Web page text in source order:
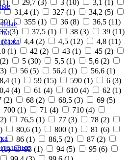
1) 29,7 (3) 3 (10) 3,1 (1)
31,4 (1) 327 (1) 34,2 (5)
20) 355 (1) 36 (8) 36,5 (11)
37 (3) 37,5 (1) 38 (3) 39 (11)
(1) 4,4 (2) 4,5 (12) 4,8 (11)
(1) 42 (2) 43 (1) 45 (2)
2) 5 (30) 5,5 (1) 5,6 (2)
3) 56 (5) 56,4 (1) 56,6 (1)
(1) 59 (15) 590 (1) 6 (3)
(4) 61 (4) 610 (4) 62 (1)
(2) 68 (2) 68,5 (3) 69 (5)
700 (1) 71 (4) 710 (4)
) 76,5 (1) 77 (3) 78 (2)
) 80,6 (1) 800 (1) 81 (6)
) 86 (1) 86,5 (2) 87 (2)
(1) 93 (1) 94 (5) 95 (6)